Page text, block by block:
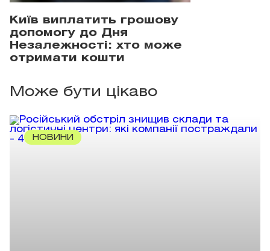
Київ виплатить грошову
допомогу до Дня
Незалежності: хто може
отримати кошти
Може бути цікаво
НОВИНИ